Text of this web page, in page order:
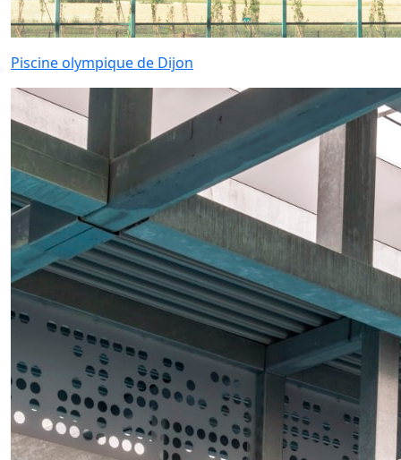
Piscine olympique de Dijon